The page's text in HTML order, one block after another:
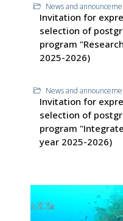
News and
Invitation for
selection of
program
2025-2026)
News and
Invitation for
selection of
program
year 2025-2026)